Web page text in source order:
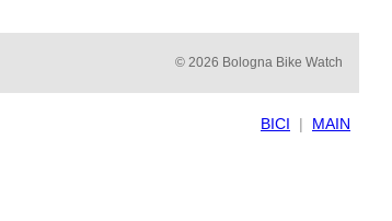
© 2026 Bologna Bike Watch
BICI | MAIN